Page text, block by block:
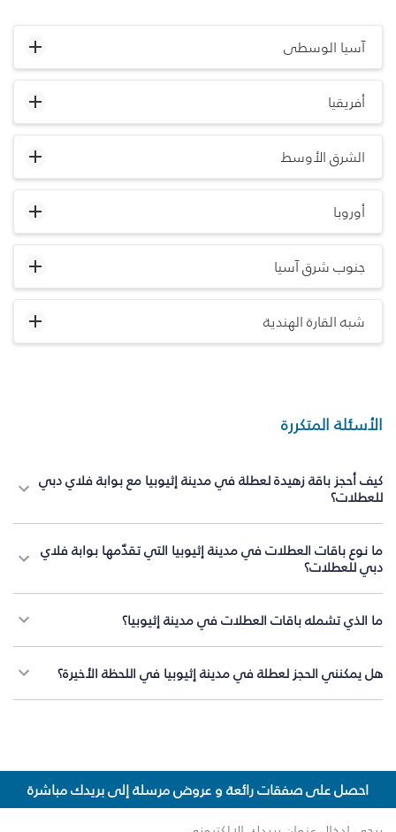
آسيا الوسطى
أفريقيا
الشرق الأوسط
أوروبا
جنوب شرق آسيا
شبه القارة الهندية
الأسئلة المتكررة
كيف أحجز باقة زهيدة لعطلة في مدينة إثيوبيا مع بوابة فلاي دبي
للعطلات؟
ما نوع باقات العطلات في مدينة إثيوبيا التي تقدّمها بوابة فلاي
دبي للعطلات؟
ما الذي تشمله باقات العطلات في مدينة إثيوبيا؟
هل يمكنني الحجز لعطلة في مدينة إثيوبيا في اللحظة الأخيرة؟
احصل على صفقات رائعة و عروض مرسلة إلى بريدك مباشرة